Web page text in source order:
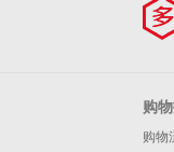
购
购物